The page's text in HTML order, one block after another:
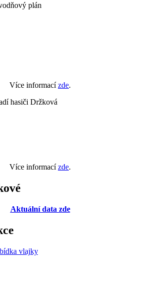
Více informacízde.
Více informacízde.
Aktuální data zde